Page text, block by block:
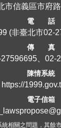
市信義區市府
電 話
(非臺北市02-
傳 真
、02-
陳情系統
https://
電子信箱
相關之問題，其餘